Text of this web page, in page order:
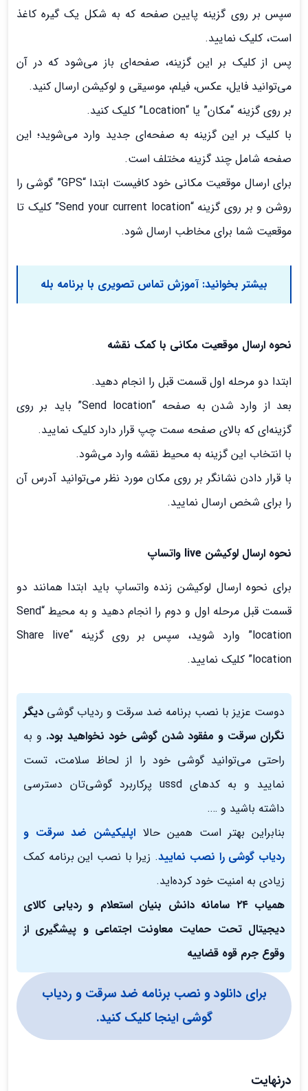
سپس بر روی گزینه پایین صفحه که به شکل یک گیره کاغذ
است، کلیک نمایید.
پس از کلیک بر این گزینه، صفحه‌ای باز می‌شود که در آن
می‌توانید فایل، عکس، فیلم، موسیقی و لوکیشن ارسال کنید.
بر روی گزینه “مکان” یا “Location” کلیک کنید.
با کلیک بر این گزینه به صفحه‌ای جدید وارد می‌شوید؛ این
صفحه شامل چند گزینه مختلف است.
برای ارسال موقعیت مکانی خود کافیست ابتدا “GPS” گوشی را
روشن و بر روی گزینه “Send your current location” کلیک تا
موقعیت شما برای مخاطب ارسال شود.
بیشتر بخوانید:آموزش تماس تصویری با برنامه بله
نحوه ارسال موقعیت مکانی با کمک نقشه
ابتدا دو مرحله اول قسمت قبل را انجام دهید.
بعد از وارد شدن به صفحه “Send location” باید بر روی
گزینه‌ای که بالای صفحه سمت چپ قرار دارد کلیک نمایید.
با انتخاب این گزینه به محیط نقشه وارد می‌شود.
با قرار دادن نشانگر بر روی مکان مورد نظر می‌توانید آدرس آن
را برای شخص ارسال نمایید.
نحوه ارسال لوکیشن live واتساپ
برای نحوه ارسال لوکیشن زنده واتساپ باید ابتدا همانند دو
قسمت قبل مرحله اول و دوم را انجام دهید و به محیط “Send
location” وارد شوید، سپس بر روی گزینه “Share live
location” کلیک نمایید.
دوست عزیز با نصب برنامه ضد سرقت و ردیاب گوشی دیگر
نگران سرقت و مفقود شدن گوشی خود نخواهید بود. و به
راحتی می‌توانید گوشی خود را از لحاظ سلامت، تست
نمایید و به کدهای ussd پرکاربرد گوشی‌تان دسترسی
داشته باشید و ….
بنابراین بهتر است همین حالا اپلیکیشن ضد سرقت و
ردیاب گوشی را نصب نمایید. زیرا با نصب این برنامه کمک
زیادی به امنیت خود کرده‌اید.
همیاب ۲۴ سامانه دانش بنیان استعلام و ردیابی کالای
دیجیتال تحت حمایت معاونت اجتماعی و پیشگیری از
وقوع جرم قوه قضاییه
برای دانلود و نصب برنامه ضد سرقت و ردیاب
گوشی اینجا کلیک کنید.
درنهایت